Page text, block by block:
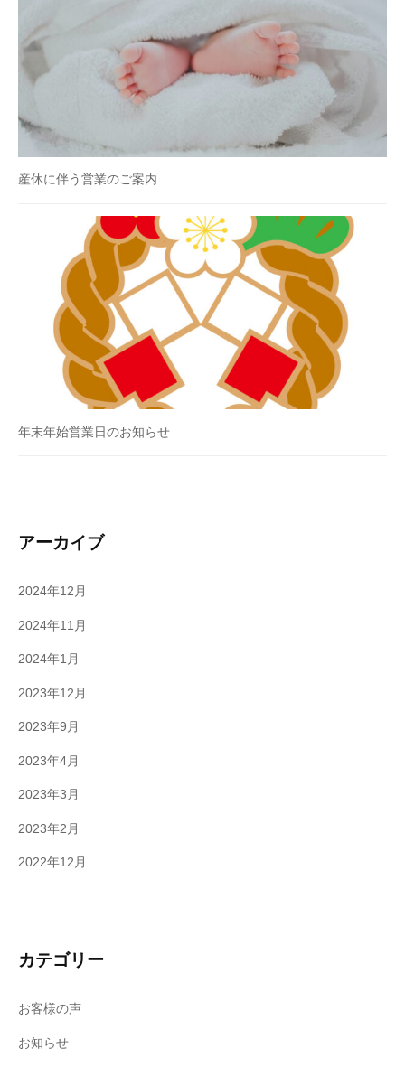
産休に伴う営業のご案内
年末年始営業日のお知らせ
アーカイブ
2024年12月
2024年11月
2024年1月
2023年12月
2023年9月
2023年4月
2023年3月
2023年2月
2022年12月
カテゴリー
お客様の声
お知らせ